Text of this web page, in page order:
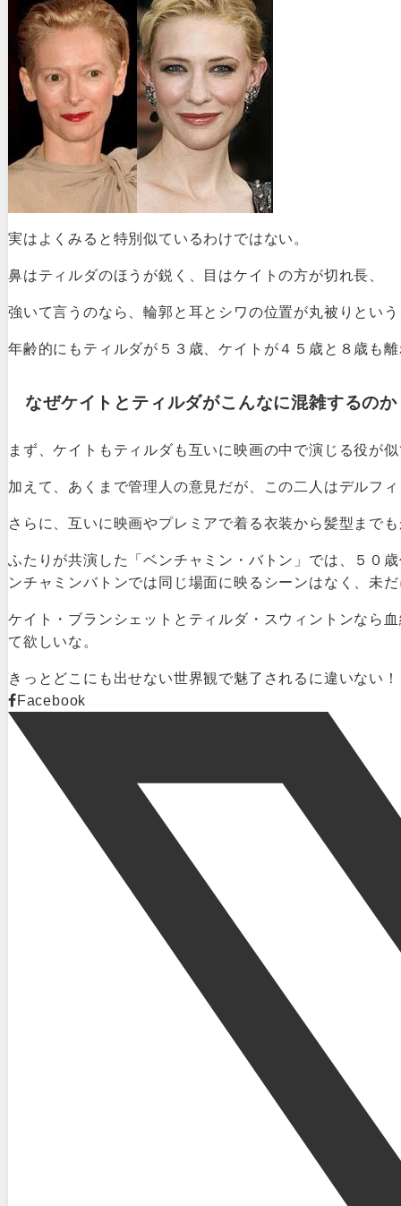
実はよくみると特別似ているわけではない。
鼻はティルダのほうが鋭く、目はケイトの方が切れ長、
強いて言うのなら、輪郭と耳とシワの位置が丸被りとい
年齢的にもティルダが５３歳、ケイトが４５歳と８歳も
なぜケイトとティルダがこんなに混雑するのか
まず、ケイトもティルダも互いに映画の中で演じる役が
加えて、あくまで管理人の意見だが、この二人はデルフ
さらに、互いに映画やプレミアで着る衣装から髪型まで
ふたりが共演した「ベンチャミン・バトン」では、５０
ンチャミンバトンでは同じ場面に映るシーンはなく、未
ケイト・ブランシェットとティルダ・スウィントンなら
て欲しいな。
きっとどこにも出せない世界観で魅了されるに違いない！
Facebook